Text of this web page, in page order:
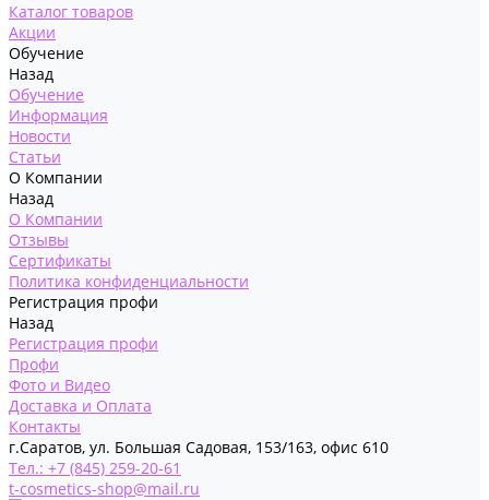
Каталог товаров
Акции
Обучение
Назад
Обучение
Информация
Новости
Статьи
О Компании
Назад
О Компании
Отзывы
Сертификаты
Политика конфиденциальности
Регистрация профи
Назад
Регистрация профи
Профи
Фото и Видео
Доставка и Оплата
Контакты
г.Саратов, ул. Большая Садовая, 153/163, офис 610
Тел.: +7 (845) 259-20-61
t-cosmetics-shop@mail.ru